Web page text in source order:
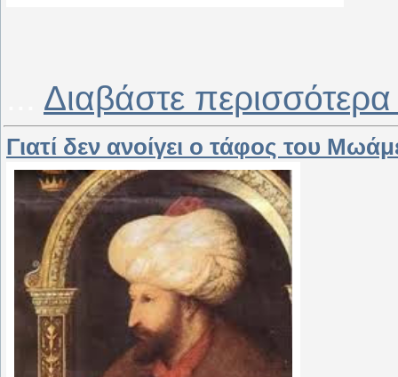
Διαβάστε
Γιατί δεν ανοίγει ο τάφος του